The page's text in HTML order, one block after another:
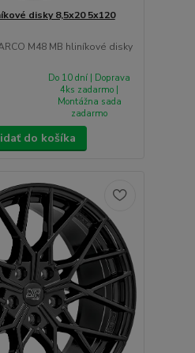
disky 8,5x20 5x120
M48 MB hliníkové disky
Do 10 dní | Doprava
4ks zadarmo |
Montážna sada
zadarmo
do košíka